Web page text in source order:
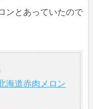
ンとあっていたので
海道赤肉メロン